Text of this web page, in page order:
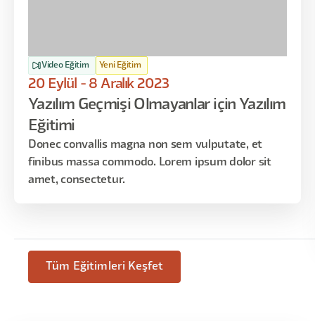
Video Eğitim Yeni Eğitim
20 Eylül - 8 Aralık 2023
Yazılım Geçmişi Olmayanlar için Yazılım
Eğitimi
Donec convallis magna non sem vulputate, et
finibus massa commodo. Lorem ipsum dolor sit
amet, consectetur.
Tüm Eğitimleri Keşfet